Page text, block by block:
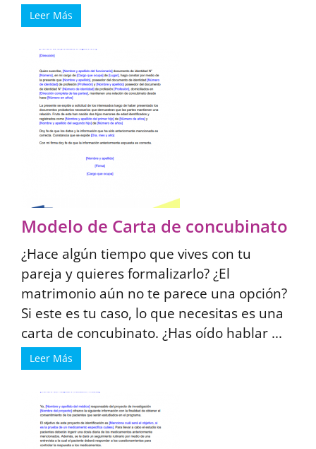
Leer Más
Modelo de Carta de concubinato
¿Hace algún tiempo que vives con tu
pareja y quieres formalizarlo? ¿El
matrimonio aún no te parece una opción?
Si este es tu caso, lo que necesitas es una
carta de concubinato. ¿Has oído hablar ...
Leer Más